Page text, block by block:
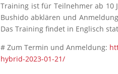
Training ist für Teilnehmer ab 10
Bushido abklären und
Das Training findet in Englisch
# Zum Termin und Anmeldung:
hybrid-2023-01-21/